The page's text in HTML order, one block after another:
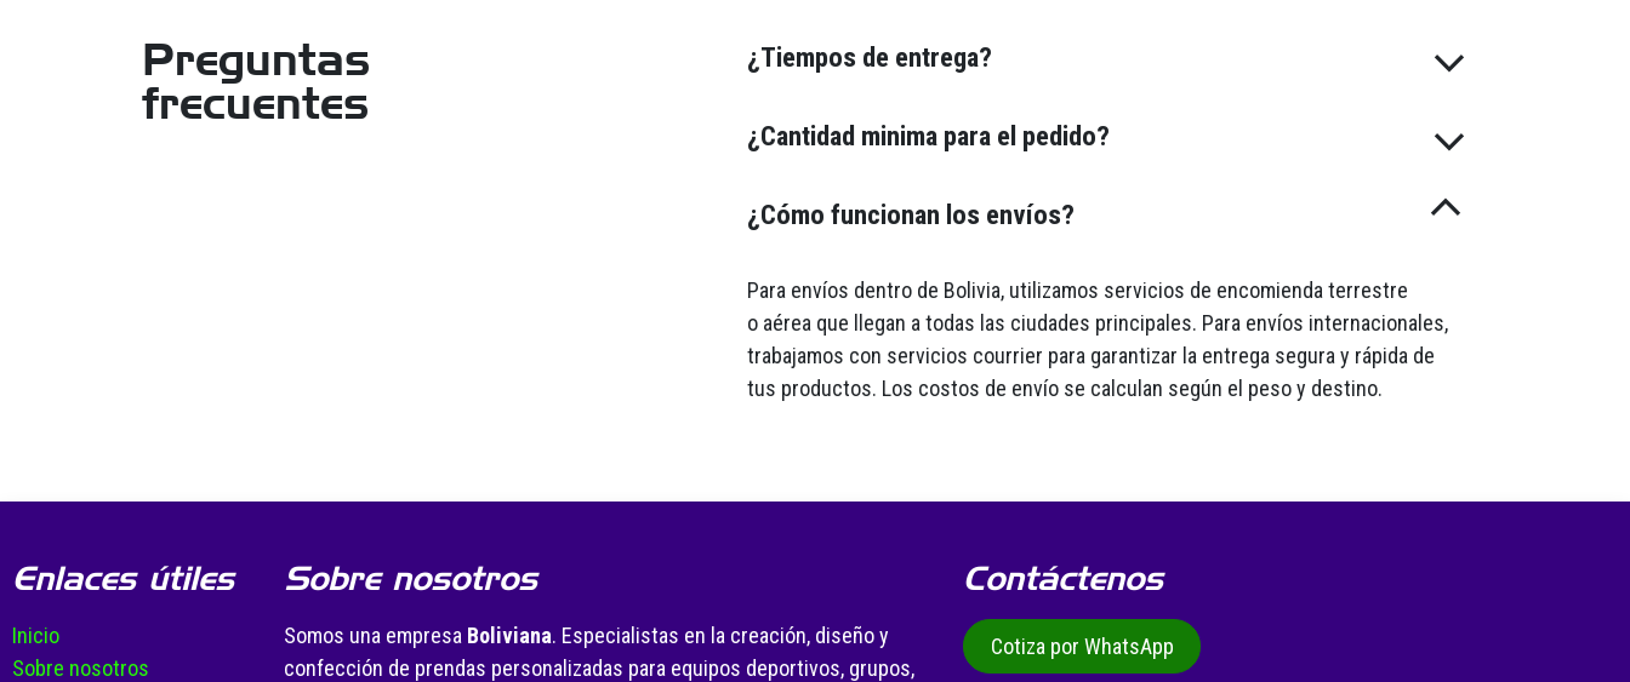
Preguntas
frecuentes
¿Tiempos de entrega?
¿Cantidad minima para el pedido?
¿Cómo funcionan los envíos?
Para envíos dentro de Bolivia, utilizamos servicios de encomienda terrestre
o aérea que llegan a todas las ciudades principales. Para envíos internacionales,
trabajamos con servicios courrier para garantizar la entrega segura y rápida de
tus productos. Los costos de envío se calculan según el peso y destino.
Enlaces útiles
Inicio
Sobre nosotros
Sobre nosotros
Somos una empresa Boliviana. Especialistas en la creación, diseño y
confección de prendas personalizadas para equipos deportivos, grupos,
Contáctenos
Cotiza por WhatsApp